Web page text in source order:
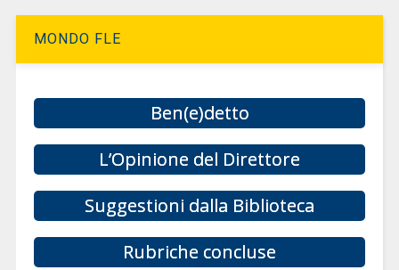
MONDO FLE
Ben(e)detto
L’Opinione del Direttore
Suggestioni dalla Biblioteca
Rubriche concluse